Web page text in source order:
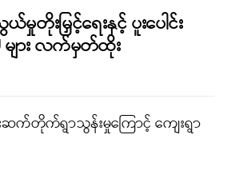
တိုးမြှင့်ရေးနှင့် ပူးပေါင်း
များ လက်မှတ်ထိုး
ဆက်တိုက်ရွာသွန်းမှုကြောင့် ကျေးရွာ